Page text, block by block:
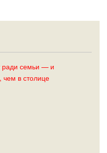
ради семьи — и
чем в столице